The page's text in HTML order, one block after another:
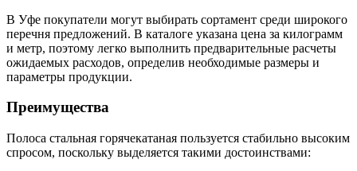
В Уфе покупатели могут выбирать сортамент среди широкого
перечня предложений. В каталоге указана цена за килограмм
и метр, поэтому легко выполнить предварительные расчеты
ожидаемых расходов, определив необходимые размеры и
параметры продукции.
Преимущества
Полоса стальная горячекатаная пользуется стабильно высоким
спросом, поскольку выделяется такими достоинствами: